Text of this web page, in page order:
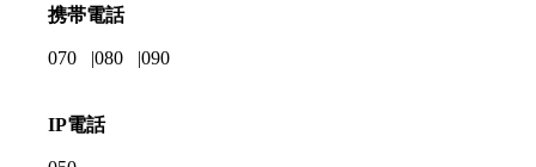
携帯電話
070 080 090
IP電話